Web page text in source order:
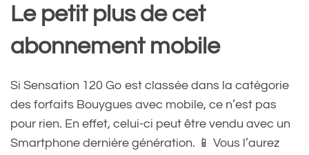
Le petit plus de cet
abonnement mobile
Si Sensation 120 Go est classée dans la catégorie
des forfaits Bouygues avec mobile, ce n’est pas
pour rien. En effet, celui-ci peut être vendu avec un
Smartphone dernière génération. 📱 Vous l’aurez